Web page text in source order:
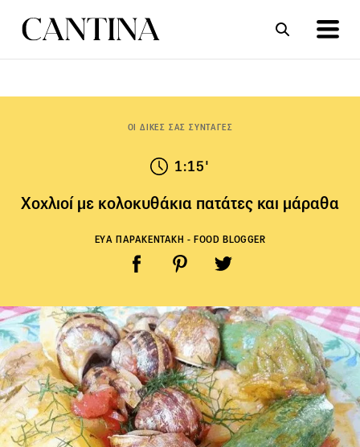
ΟΙ ΔΙΚΕΣ ΣΑΣ ΣΥΝΤΑΓΕΣ
1:15'
Χοχλιοί με κολοκυθάκια πατάτες και μάραθα
ΕΥΑ ΠΑΡΑΚΕΝΤΑΚΗ - FOOD BLOGGER